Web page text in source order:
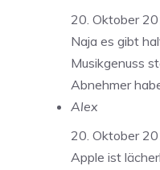
20. Oktober
Naja es gibt
Musikgenuss
Abnehmer
Alex
20. Oktober
Apple ist